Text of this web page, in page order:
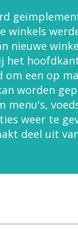
winkels
nieuwe
het
om een op
worden
menu's,
weer te
deel uit